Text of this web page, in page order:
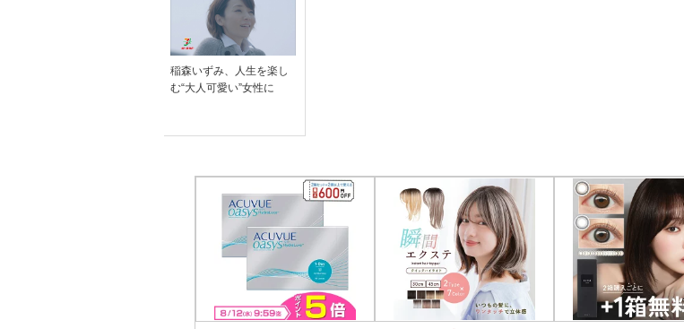
稲森いずみ、人生を楽し
む“大人可愛い”女性に